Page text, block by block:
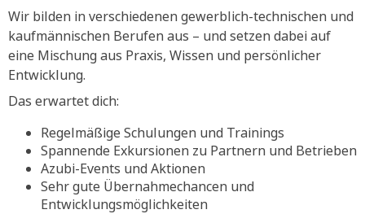
Wir bilden in verschiedenen gewerblich-technischen und
kaufmännischen Berufen aus – und setzen dabei auf
eine Mischung aus Praxis, Wissen und persönlicher
Entwicklung.
Das erwartet dich:
Regelmäßige Schulungen und Trainings
Spannende Exkursionen zu Partnern und Betrieben
Azubi-Events und Aktionen
Sehr gute Übernahmechancen und
Entwicklungsmöglichkeiten